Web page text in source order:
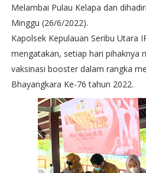
Melambai Pulau Kelapa dan
Minggu (26/6/2022).
Kapolsek Kepulauan Seribu Utara
mengatakan, setiap hari pihaknya
vaksinasi booster dalam rangka
Bhayangkara Ke-76 tahun 2022.